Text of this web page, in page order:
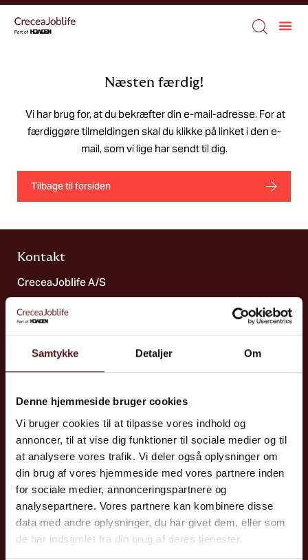
Samtykke Detaljer Om
Denne hjemmeside bruger cookies
Vi bruger cookies til at tilpasse vores indhold og
annoncer, til at vise dig funktioner til sociale medier og til
at analysere vores trafik. Vi deler også oplysninger om
din brug af vores hjemmeside med vores partnere inden
for sociale medier, annonceringspartnere og
analysepartnere. Vores partnere kan kombinere disse
data med andre oplysninger, du har givet dem, eller som
de har indsamlet fra din brug af deres tjenester.
Næsten færdig!
Vi har brug for, at du bekræfter din e-mail-adresse. For at
færdiggøre tilmeldingen skal du klikke på linket i den e-
mail, som vi lige har sendt til dig.
Tilbage til forsiden
Kontakt
CreceaJoblife A/S
E:info@joblife.dk
Tilmeld nyhedsbrev
Lyngby
Nørgaardsvej 30
2800 Lyngby
Aarhus
Mosevej 5B
8240 Risskov
Kolding​
Jupitervej 1
6000 Kolding
Odense
Cortex Park Vest 4 og
Cortex Park 12, 5. sal